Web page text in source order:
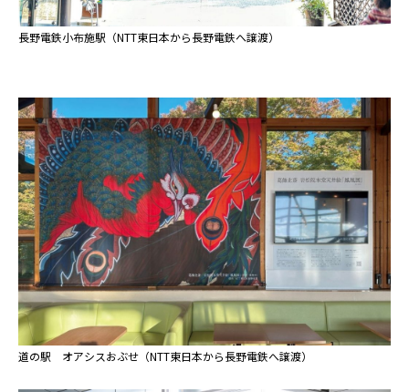
長野電鉄小布施駅（NTT東日本から長野電鉄へ譲渡）
道の駅 オアシスおぶせ（NTT東日本から長野電鉄へ譲渡）